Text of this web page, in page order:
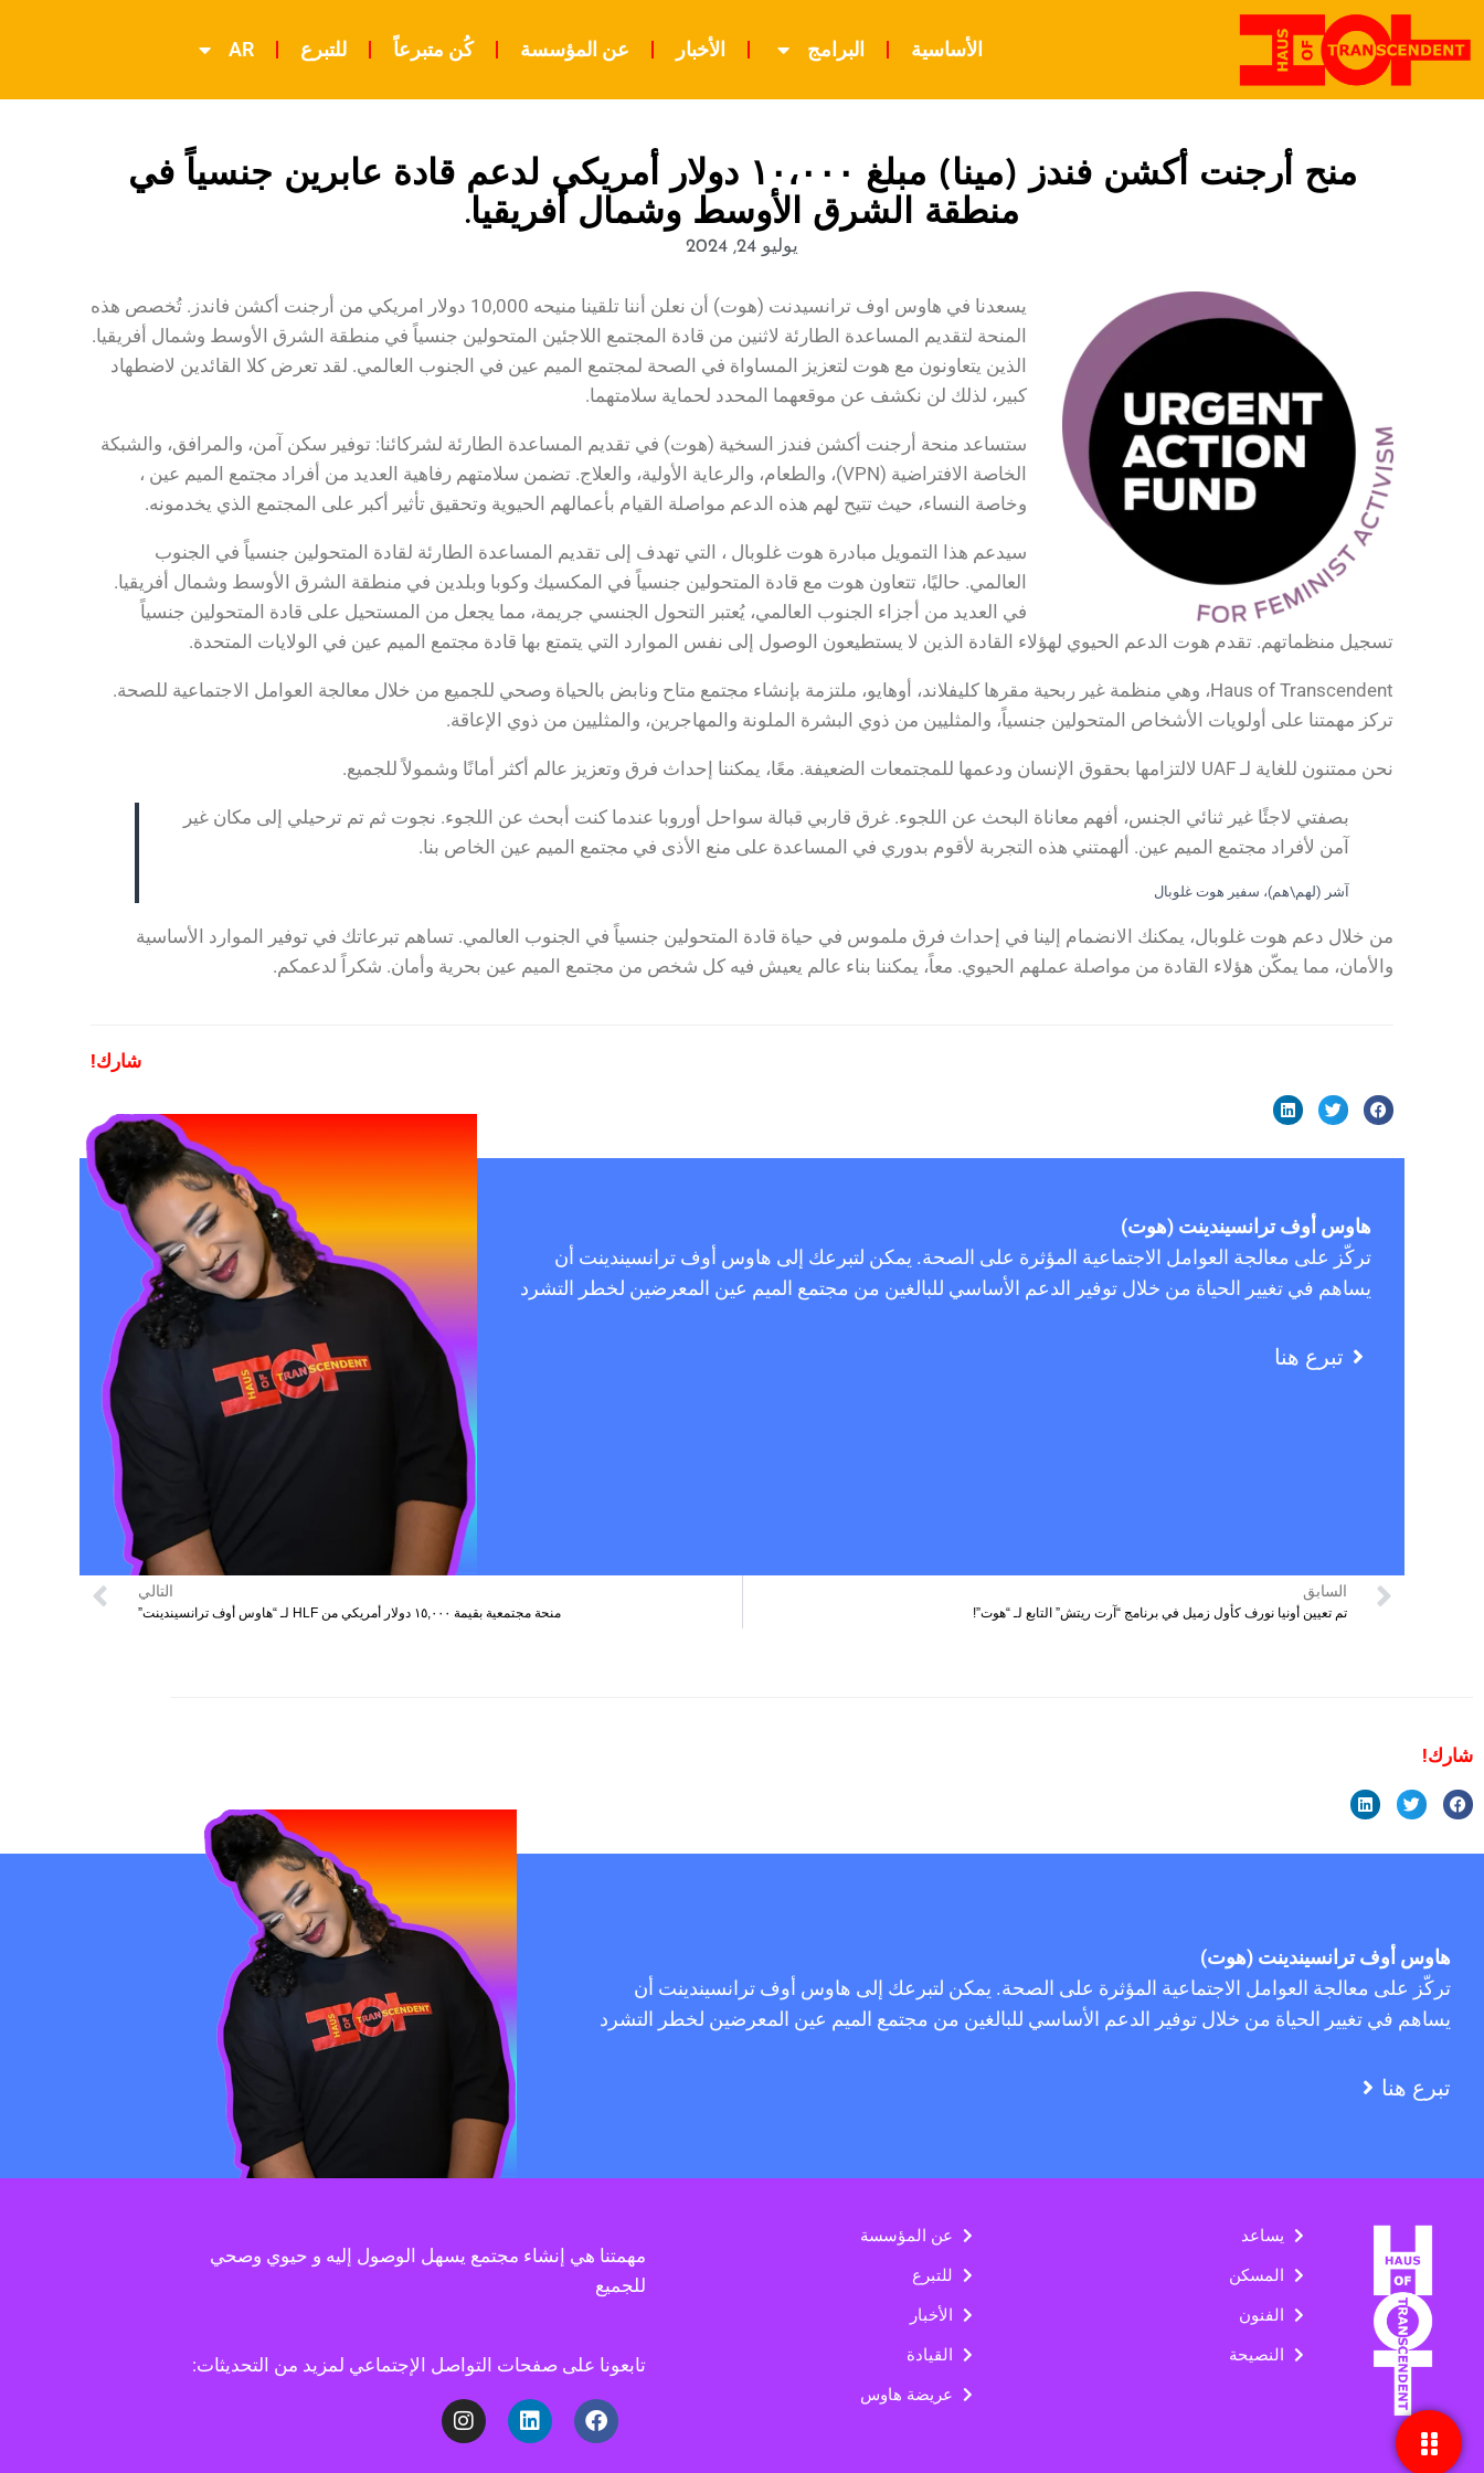
الأساسية البرامج الأخبار عن المؤسسة كُن متبرعاً للتبرع AR
منح أرجنت أكشن فندز (مينا) مبلغ ١٠،٠٠٠ دولار أمريكي لدعم قادة عابرين جنسياً في
منطقة الشرق الأوسط وشمال أفريقيا.
يوليو 24, 2024
يسعدنا في هاوس اوف ترانسيدنت (هوت) أن نعلن أننا تلقينا منيحه 10,000 دولار امريكي من أرجنت أكشن فاندز. تُخصص هذه
المنحة لتقديم المساعدة الطارئة لاثنين من قادة المجتمع اللاجئين المتحولين جنسياً في منطقة الشرق الأوسط وشمال أفريقيا.
الذين يتعاونون مع هوت لتعزيز المساواة في الصحة لمجتمع الميم عين في الجنوب العالمي. لقد تعرض كلا القائدين لاضطهاد
كبير، لذلك لن نكشف عن موقعهما المحدد لحماية سلامتهما.
ستساعد منحة أرجنت أكشن فندز السخية (هوت) في تقديم المساعدة الطارئة لشركائنا: توفير سكن آمن، والمرافق، والشبكة
الخاصة الافتراضية (VPN)، والطعام، والرعاية الأولية، والعلاج. تضمن سلامتهم رفاهية العديد من أفراد مجتمع الميم عين ،
وخاصة النساء، حيث تتيح لهم هذه الدعم مواصلة القيام بأعمالهم الحيوية وتحقيق تأثير أكبر على المجتمع الذي يخدمونه.
سيدعم هذا التمويل مبادرة هوت غلوبال ، التي تهدف إلى تقديم المساعدة الطارئة لقادة المتحولين جنسياً في الجنوب
العالمي. حاليًا، تتعاون هوت مع قادة المتحولين جنسياً في المكسيك وكوبا وبلدين في منطقة الشرق الأوسط وشمال أفريقيا.
في العديد من أجزاء الجنوب العالمي، يُعتبر التحول الجنسي جريمة، مما يجعل من المستحيل على قادة المتحولين جنسياً
تسجيل منظماتهم. تقدم هوت الدعم الحيوي لهؤلاء القادة الذين لا يستطيعون الوصول إلى نفس الموارد التي يتمتع بها قادة مجتمع الميم عين في الولايات المتحدة.
Haus of Transcendent، وهي منظمة غير ربحية مقرها كليفلاند، أوهايو، ملتزمة بإنشاء مجتمع متاح ونابض بالحياة وصحي للجميع من خلال معالجة العوامل الاجتماعية للصحة.
تركز مهمتنا على أولويات الأشخاص المتحولين جنسياً، والمثليين من ذوي البشرة الملونة والمهاجرين، والمثليين من ذوي الإعاقة.
نحن ممتنون للغاية لـ UAF لالتزامها بحقوق الإنسان ودعمها للمجتمعات الضعيفة. معًا، يمكننا إحداث فرق وتعزيز عالم أكثر أمانًا وشمولاً للجميع.
بصفتي لاجئًا غير ثنائي الجنس، أفهم معاناة البحث عن اللجوء. غرق قاربي قبالة سواحل أوروبا عندما كنت أبحث عن اللجوء. نجوت ثم تم ترحيلي إلى مكان غير
آمن لأفراد مجتمع الميم عين. ألهمتني هذه التجربة لأقوم بدوري في المساعدة على منع الأذى في مجتمع الميم عين الخاص بنا.
آشر (لهم\هم)، سفير هوت غلوبال
من خلال دعم هوت غلوبال، يمكنك الانضمام إلينا في إحداث فرق ملموس في حياة قادة المتحولين جنسياً في الجنوب العالمي. تساهم تبرعاتك في توفير الموارد الأساسية
والأمان، مما يمكّن هؤلاء القادة من مواصلة عملهم الحيوي. معاً، يمكننا بناء عالم يعيش فيه كل شخص من مجتمع الميم عين بحرية وأمان. شكراً لدعمكم.
شارك!
هاوس أوف ترانسيندينت (هوت)
تركّز على معالجة العوامل الاجتماعية المؤثرة على الصحة. يمكن لتبرعك إلى هاوس أوف ترانسيندينت أن
يساهم في تغيير الحياة من خلال توفير الدعم الأساسي للبالغين من مجتمع الميم عين المعرضين لخطر التشرد
تبرع هنا
السابق
تم تعيين أونيا نورف كأول زميل في برنامج “آرت ريتش” التابع لـ “هوت”!
التالي
منحة مجتمعية بقيمة ١٥,٠٠٠ دولار أمريكي من HLF لـ “هاوس أوف ترانسيندينت”
شارك!
هاوس أوف ترانسيندينت (هوت)
تركّز على معالجة العوامل الاجتماعية المؤثرة على الصحة. يمكن لتبرعك إلى هاوس أوف ترانسيندينت أن
يساهم في تغيير الحياة من خلال توفير الدعم الأساسي للبالغين من مجتمع الميم عين المعرضين لخطر التشرد
تبرع هنا
يساعد
المسكن
الفنون
النصيحة
عن المؤسسة
للتبرع
الأخبار
القيادة
عريضة هاوس
مهمتنا هي إنشاء مجتمع يسهل الوصول إليه و حيوي وصحي
للجميع
تابعونا على صفحات التواصل الإجتماعي لمزيد من التحديثات: